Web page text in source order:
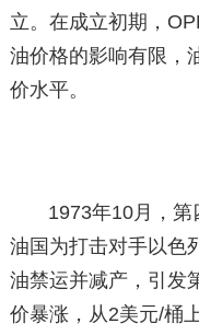
立。在成立初期，
油价格的影响有限，
价水平。
1973年10月，
油国为打击对手以色
油禁运并减产，引发
价暴涨，从2美元/桶